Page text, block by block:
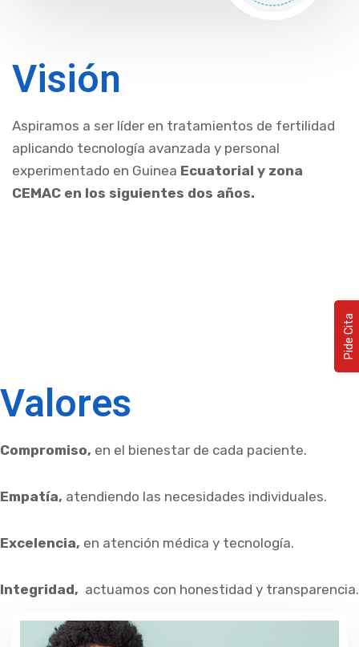
Visión
Aspiramos a ser líder en tratamientos de fertilidad
aplicando tecnología avanzada y personal
experimentado en Guinea Ecuatorial y zona
CEMAC en los siguientes dos años.
Valores
Compromiso, en el bienestar de cada paciente.
Empatía, atendiendo las necesidades individuales.
Excelencia, en atención médica y tecnología.
Integridad, actuamos con honestidad y transparencia.
Pide Cita